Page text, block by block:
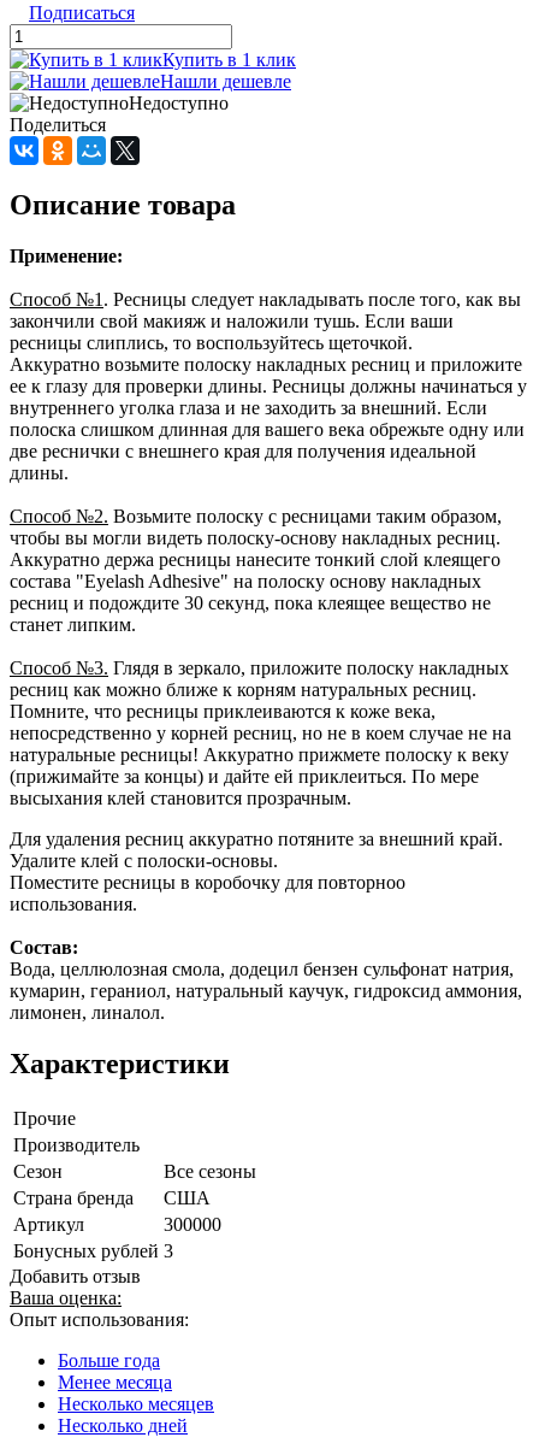
Подписаться
Купить в 1 клик
Нашли дешевле
Недоступно
Поделиться
Описание товара
Применение:
Способ №1 . Ресницы следует накладывать после того, как вы
закончили свой макияж и наложили тушь. Если ваши
ресницы слиплись, то воспользуйтесь щеточкой.
Аккуратно возьмите полоску накладных ресниц и приложите
ее к глазу для проверки длины. Ресницы должны начинаться у
внутреннего уголка глаза и не заходить за внешний. Если
полоска слишком длинная для вашего века обрежьте одну или
две реснички с внешнего края для получения идеальной
длины.
Способ №2. Возьмите полоску с ресницами таким образом,
чтобы вы могли видеть полоску-основу накладных ресниц.
Аккуратно держа ресницы нанесите тонкий слой клеящего
состава "Eyelash Adhesive" на полоску основу накладных
ресниц и подождите 30 секунд, пока клеящее вещество не
станет липким.
Способ №3. Глядя в зеркало, приложите полоску накладных
ресниц как можно ближе к корням натуральных ресниц.
Помните, что ресницы приклеиваются к коже века,
непосредственно у корней ресниц, но не в коем случае не на
натуральные ресницы! Аккуратно прижмете полоску к веку
(прижимайте за концы) и дайте ей приклеиться. По мере
высыхания клей становится прозрачным.
Для удаления ресниц аккуратно потяните за внешний край.
Удалите клей с полоски-основы.
Поместите ресницы в коробочку для повторноо
использования.
Состав:
Вода, целлюлозная смола, додецил бензен сульфонат натрия,
кумарин, гераниол, натуральный каучук, гидроксид аммония,
лимонен, линалол.
Характеристики
Прочие
Производитель
Сезон
Все сезоны
Страна бренда
США
Артикул
300000
Бонусных рублей 3
Добавить отзыв
Ваша оценка:
Опыт использования:
Больше года
Менее месяца
Несколько месяцев
Несколько дней